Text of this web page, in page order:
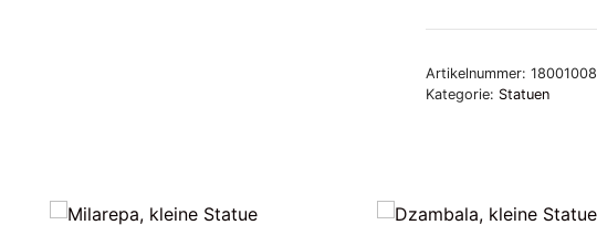
Artikelnummer: 18001008
Kategorie: Statuen